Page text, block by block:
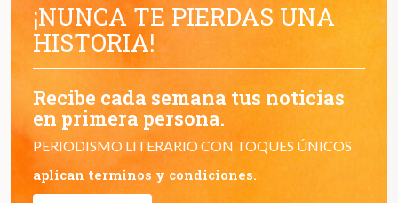
¡NUNCA TE PIERDAS UNA
HISTORIA!
Recibe cada semana tus noticias
en primera persona.
PERIODISMO LITERARIO CON TOQUES ÚNICOS
aplican terminos y condiciones.